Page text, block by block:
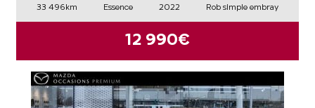
33 496km Essence 2022 Rob simple embray
12 990€